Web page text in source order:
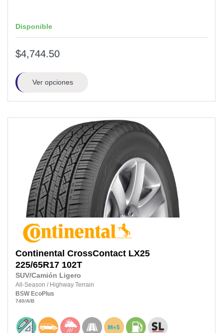
Disponible
$4,744.50
Ver opciones
Continental CrossContact LX25
225/65R17 102T
SUV/Camión Ligero
All-Season / Highway Terrain
BSW EcoPlus
740/A/B